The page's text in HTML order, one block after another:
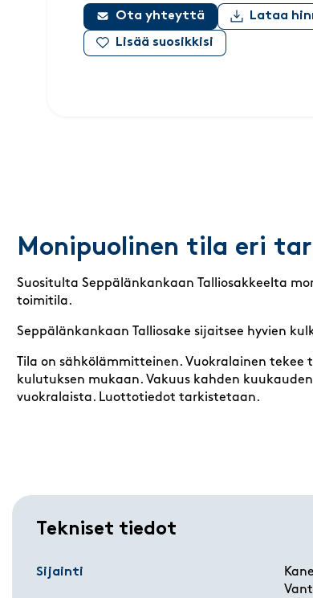
Ota yhteyttä Lataa
Lisää suosikkisi
Monipuolinen tila eri
Suositulta Seppälänkankaan Talliosakkeelta
toimitila.
Seppälänkankaan Talliosake sijaitsee hyvien
Tila on sähkölämmitteinen. Vuokralainen
kulutuksen mukaan. Vakuus kahden
vuokralaista. Luottotiedot tarkistetaan.
Tekniset tiedot
Sijainti